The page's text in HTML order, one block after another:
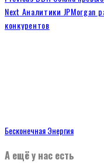
Next Аналитики JPMorgan
конкурентов
Бесконечная Энергия
А ещё у нас есть